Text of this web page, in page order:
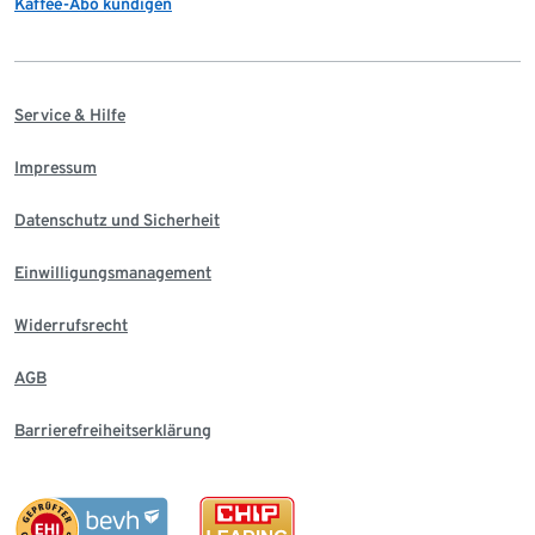
Kaffee-Abo kündigen
Service & Hilfe
Impressum
Datenschutz und Sicherheit
Einwilligungsmanagement
Widerrufsrecht
AGB
Barrierefreiheitserklärung